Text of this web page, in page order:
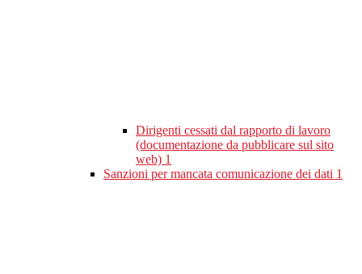
Dirigenti cessati dal rapporto di lavoro
(documentazione da pubblicare sul sito
web) 1
Sanzioni per mancata comunicazione dei dati 1